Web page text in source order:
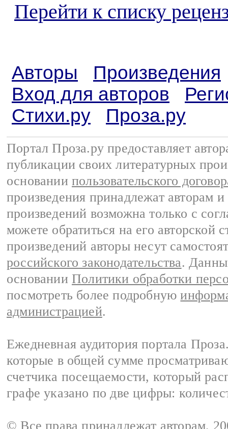
Перейти к списку
Авторы
Произведения
Вход для авторов
Стихи.ру
Проза.ру
Портал Проза.ру предоставляет
публикации своих литературных
основании пользовательского
произведения принадлежат авторам
произведений возможна только с
можете обратиться на его авторской
произведений авторы несут
российского законодательства.
основании Политики обработки
посмотреть более подробную
администрацией.
Ежедневная аудитория портала
которые в общей сумме
счетчика посещаемости, который
графе указано по две цифры:
© Все права принадлежат авторам,